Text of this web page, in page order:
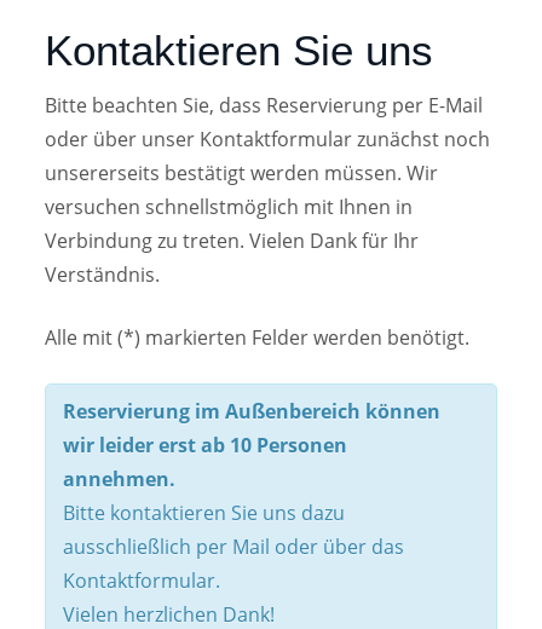
Kontaktieren Sie uns
Bitte beachten Sie, dass Reservierung per E-Mail
oder über unser Kontaktformular zunächst noch
unsererseits bestätigt werden müssen. Wir
versuchen schnellstmöglich mit Ihnen in
Verbindung zu treten. Vielen Dank für Ihr
Verständnis.
Alle mit (*) markierten Felder werden benötigt.
Reservierung im Außenbereich können
wir leider erst ab 10 Personen
annehmen.
Bitte kontaktieren Sie uns dazu
ausschließlich per Mail oder über das
Kontaktformular.
Vielen herzlichen Dank!